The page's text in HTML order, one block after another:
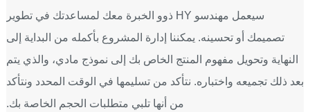
سيعمل مهندسو HY ذوو الخبرة معك لمساعدتك في تطوير
تصميمك أو تحسينه. يمكننا إدارة المشروع بأكمله من البداية إلى
النهاية وتحويل مفهوم المنتج الخاص بك إلى نموذج مادي، والذي يتم
بعد ذلك تجميعه واختباره. نتأكد من تسليمها في الوقت المحدد ونتأكد
من أنها تلبي متطلبات الحجم الخاصة بك.